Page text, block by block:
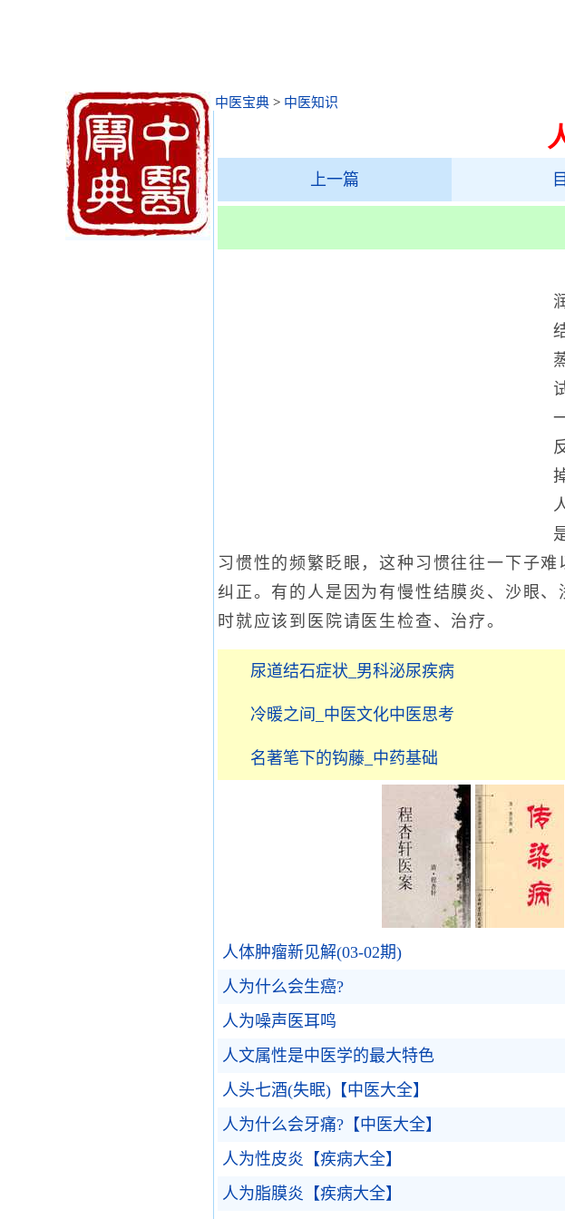
中医宝典 > 中医知识
上一篇
习惯性的频繁眨眼，这种习惯往往一下子
纠正。有的人是因为有慢性结膜炎、沙眼
时就应该到医院请医生检查、治疗。
尿道结石症状_男科泌尿疾病
冷暖之间_中医文化中医思考
名著笔下的钩藤_中药基础
人体肿瘤新见解(03-02期)
人为什么会生癌?
人为噪声医耳鸣
人文属性是中医学的最大特色
人头七酒(失眠)【中医大全】
人为什么会牙痛?【中医大全】
人为性皮炎【疾病大全】
人为脂膜炎【疾病大全】